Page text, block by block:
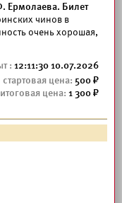
Ермолаева. Билет
чинов в
очень хорошая,
12:11:30 10.07.2026
500
1 300